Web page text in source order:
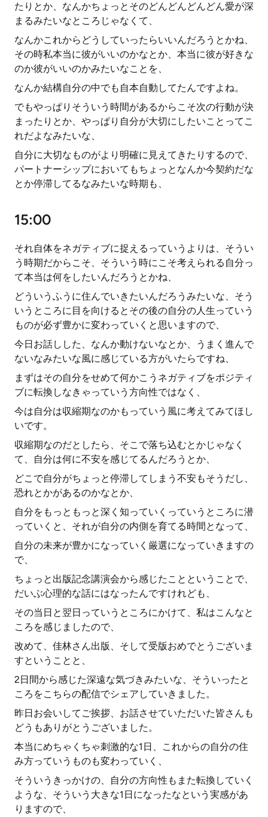
たりとか、なんかちょっとそのどんどんどんどん愛が深
まるみたいなところじゃなくて、
なんかこれからどうしていったらいいんだろうとかね、
その時私本当に彼がいいのかなとか、本当に彼が好きな
のか彼がいいのかみたいなことを、
なんか結構自分の中でも自本自動してたんですよね。
でもやっぱりそういう時間があるからこそ次の行動が決
まったりとか、やっぱり自分が大切にしたいことってこ
れだよなみたいな、
自分に大切なものがより明確に見えてきたりするので、
パートナーシップにおいてもちょっとなんか今契約だな
とか停滞してるなみたいな時期も、
15:00
それ自体をネガティブに捉えるっていうよりは、そうい
う時期だからこそ、そういう時にこそ考えられる自分っ
て本当は何をしたいんだろうとかね、
どういうふうに住んでいきたいんだろうみたいな、そう
いうところに目を向けるとその後の自分の人生っていう
ものが必ず豊かに変わっていくと思いますので、
今日お話しした、なんか動けないなとか、うまく進んで
ないなみたいな風に感じている方がいたらですね、
まずはその自分をせめて何かこうネガティブをポジティ
ブに転換しなきゃっていう方向性ではなく、
今は自分は収縮期なのかもっていう風に考えてみてほし
いです。
収縮期なのだとしたら、そこで落ち込むとかじゃなく
て、自分は何に不安を感じてるんだろうとか、
どこで自分がちょっと停滞してしまう不安もそうだし、
恐れとかがあるのかなとか、
自分をもっともっと深く知っていくっていうところに潜
っていくと、それが自分の内側を育てる時間となって、
自分の未来が豊かになっていく厳選になっていきますの
で、
ちょっと出版記念講演会から感じたことということで、
だいぶ心理的な話にはなったんですけれども、
その当日と翌日っていうところにかけて、私はこんなと
ころを感じましたので、
改めて、佳林さん出版、そして受版おめでとうございま
すということと、
2日間から感じた深遠な気づきみたいな、そういったと
ころをこちらの配信でシェアしていきました。
昨日お会いしてご挨拶、お話させていただいた皆さんも
どうもありがとうございました。
本当にめちゃくちゃ刺激的な1日、これからの自分の住
み方っていうものも変わっていく、
そういうきっかけの、自分の方向性もまた転換していく
ような、そういう大きな1日になったなという実感があ
りますので、